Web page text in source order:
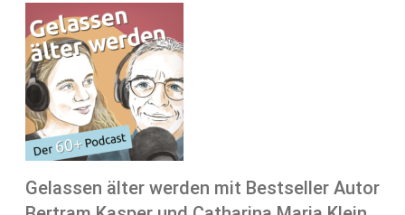
Gelassen älter werden mit Bestseller Autor